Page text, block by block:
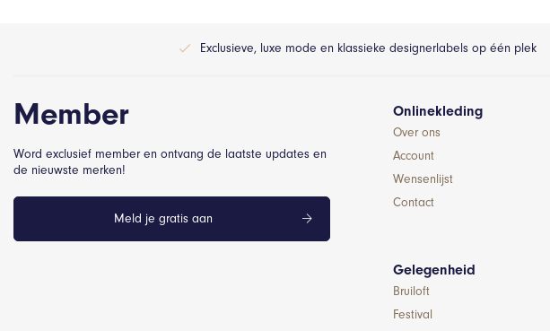
Exclusieve, luxe mode en klassieke designerlabels op één plek
Member
Word exclusief member en ontvang de laatste updates en
de nieuwste merken!
Meld je gratis aan
Onlinekleding
Over ons
Account
Wensenlijst
Contact
Gelegenheid
Bruiloft
Festival